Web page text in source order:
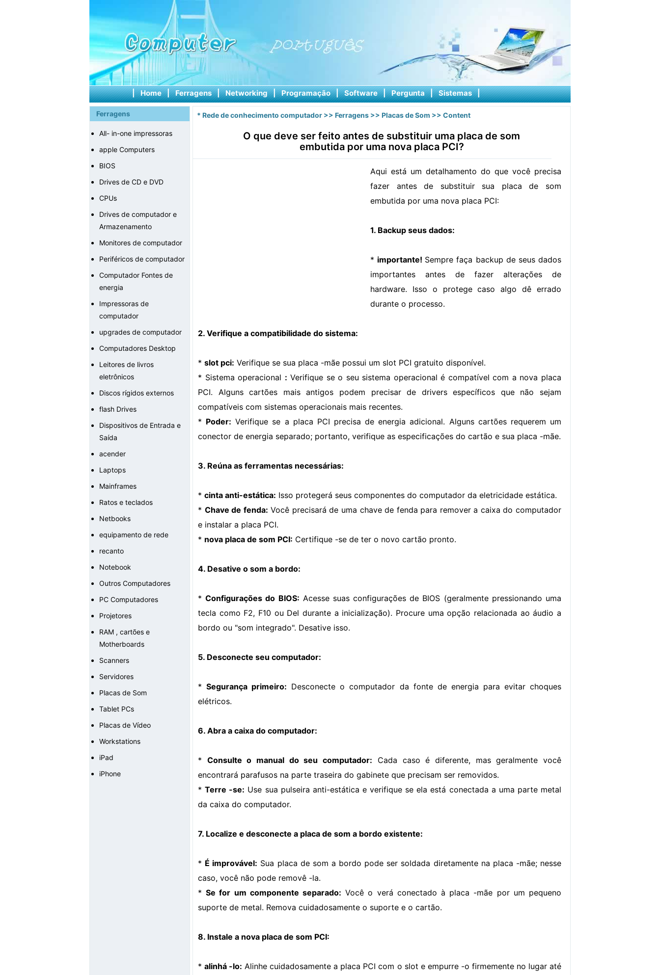
| Home | Ferragens | Networking | Programação | Software | Pergunta | Sistemas |
Ferragens
All- in-one impressoras
apple Computers
BIOS
Drives de CD e DVD
CPUs
Drives de computador e
Armazenamento
Monitores de computador
Periféricos de computador
Computador Fontes de
energia
Impressoras de
computador
upgrades de computador
Computadores Desktop
Leitores de livros
eletrônicos
Discos rígidos externos
flash Drives
Dispositivos de Entrada e
Saída
acender
Laptops
Mainframes
Ratos e teclados
Netbooks
equipamento de rede
recanto
Notebook
Outros Computadores
PC Computadores
Projetores
RAM , cartões e
Motherboards
Scanners
Servidores
Placas de Som
Tablet PCs
Placas de Vídeo
Workstations
iPad
iPhone
* Rede de conhecimento computador >> Ferragens >> Placas de Som >> Content
O que deve ser feito antes de substituir uma placa de som
embutida por uma nova placa PCI?
Aqui está um detalhamento do que você precisa
fazer antes de substituir sua placa de som
embutida por uma nova placa PCI:
1. Backup seus dados:
* importante! Sempre faça backup de seus dados
importantes antes de fazer alterações de
hardware. Isso o protege caso algo dê errado
durante o processo.
2. Verifique a compatibilidade do sistema:
* slot pci: Verifique se sua placa -mãe possui um slot PCI gratuito disponível.
* Sistema operacional : Verifique se o seu sistema operacional é compatível com a nova placa
PCI. Alguns cartões mais antigos podem precisar de drivers específicos que não sejam
compatíveis com sistemas operacionais mais recentes.
* Poder: Verifique se a placa PCI precisa de energia adicional. Alguns cartões requerem um
conector de energia separado; portanto, verifique as especificações do cartão e sua placa -mãe.
3. Reúna as ferramentas necessárias:
* cinta anti-estática: Isso protegerá seus componentes do computador da eletricidade estática.
* Chave de fenda: Você precisará de uma chave de fenda para remover a caixa do computador
e instalar a placa PCI.
* nova placa de som PCI: Certifique -se de ter o novo cartão pronto.
4. Desative o som a bordo:
*Configurações do BIOS: Acesse suas configurações de BIOS (geralmente pressionando uma
tecla como F2, F10 ou Del durante a inicialização). Procure uma opção relacionada ao áudio a
bordo ou "som integrado". Desative isso.
5. Desconecte seu computador:
*Segurança primeiro: Desconecte o computador da fonte de energia para evitar choques
elétricos.
6. Abra a caixa do computador:
* Consulte o manual do seu computador: Cada caso é diferente, mas geralmente você
encontrará parafusos na parte traseira do gabinete que precisam ser removidos.
*Terre -se: Use sua pulseira anti-estática e verifique se ela está conectada a uma parte metal
da caixa do computador.
7. Localize e desconecte a placa de som a bordo existente:
* É improvável: Sua placa de som a bordo pode ser soldada diretamente na placa -mãe; nesse
caso, você não pode removê -la.
*Se for um componente separado: Você o verá conectado à placa -mãe por um pequeno
suporte de metal. Remova cuidadosamente o suporte e o cartão.
8. Instale a nova placa de som PCI:
*alinhá -lo: Alinhe cuidadosamente a placa PCI com o slot e empurre -o firmemente no lugar até